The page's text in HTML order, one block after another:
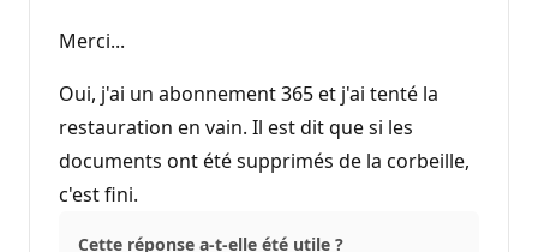
Merci...
Oui, j'ai un abonnement 365 et j'ai tenté la
restauration en vain. Il est dit que si les
documents ont été supprimés de la corbeille,
c'est fini.
Cette réponse a-t-elle été utile ?